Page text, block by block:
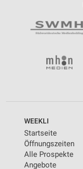
WEEKLI
Startseite
Öffnungszeiten
Alle Prospekte
Angebote